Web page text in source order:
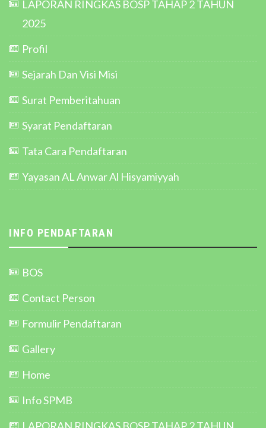
LAPORAN RINGKAS BOSP TAHAP 2 TAHUN
2025
Profil
Sejarah Dan Visi Misi
Surat Pemberitahuan
Syarat Pendaftaran
Tata Cara Pendaftaran
Yayasan AL Anwar Al Hisyamiyyah
INFO PENDAFTARAN
BOS
Contact Person
Formulir Pendaftaran
Gallery
Home
Info SPMB